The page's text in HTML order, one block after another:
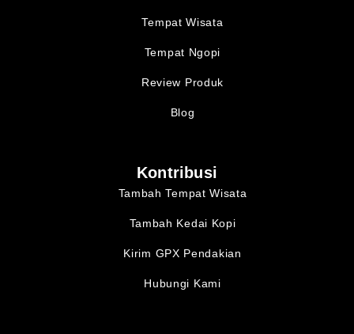
Tempat Wisata
Tempat Ngopi
Review Produk
Blog
Kontribusi
Tambah Tempat Wisata
Tambah Kedai Kopi
Kirim GPX Pendakian
Hubungi Kami